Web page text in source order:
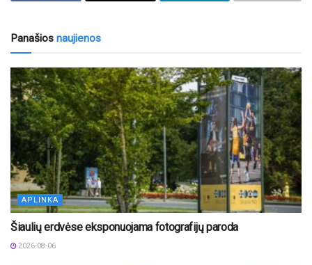
Panašios naujienos
APLINKA
Šiaulių erdvėse eksponuojama fotografijų paroda
2026-08-06